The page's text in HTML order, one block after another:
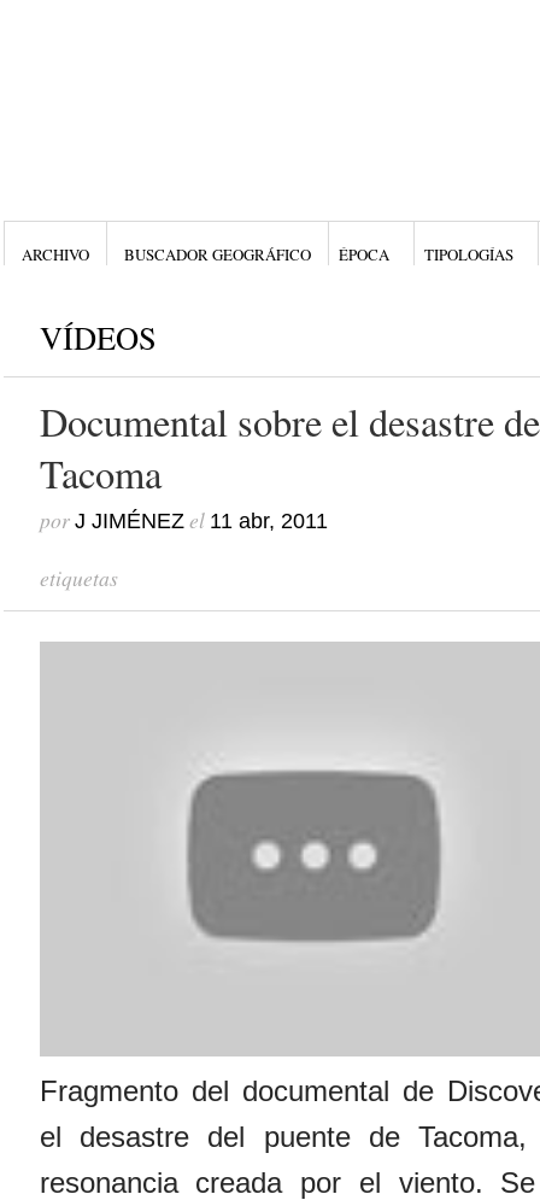
ARCHIVO BUSCADOR GEOGRÁFICO ÉPOCA TIPOLOGÍAS
VÍDEOS
Documental sobre el desastre
Tacoma
por J JIMÉNEZel 11 abr, 2011
etiquetas
Fragmento del documental de
el desastre del puente de
resonancia creada por el viento.